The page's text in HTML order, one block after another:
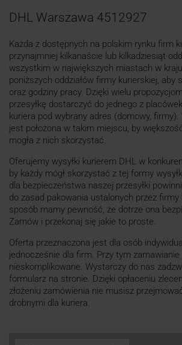
DHL Warszawa 4512927
Każda z dostępnych na polskim rynku firm
przynajmniej kilkanaście lub kilkadziesiąt
wszystkim w największych miastach w
poniższych oddziałów firmy kurierskiej, aby
oraz godziny pracy. Dzięki wielu
przesyłkę dostarczyć do jednego z
kuriera pod wybrany adres (domowy, firmy).
jest położona w takim miejscu, by
mogła z nich skorzystać.
Oferujemy wysyłki kurierem DHL w
by każdy mógł skorzystać z tej formy
dla bezpieczeństwa naszej przesyłki
do zasad pakowania ustalonych przez firmy
sposób mamy pewność, że dotrze ona
Zamów i przekonaj się jakie to proste.
Oferta przeznaczona jest dla osób
jednocześnie dla firm. Przy tym
nieskomplikowane. Wystarczy do nas
formularz na stronie. Dzięki opłaceniu
złożeniu zamówienia nie musisz
drobnymi dla kuriera.